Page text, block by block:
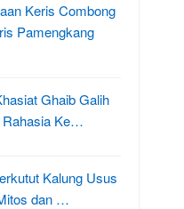
Keris Combong
Pamengkang
Ghaib Galih
Rahasia Ke…
Kalung Usus
dan …